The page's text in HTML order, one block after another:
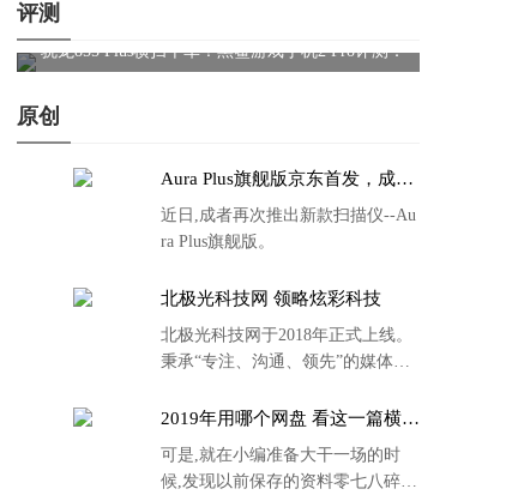
评测
骁龙855 Plus横扫千军！黑鲨游戏手机2 Pro评测：
原创
Aura Plus旗舰版京东首发，成者
近日,成者再次推出新款扫描仪--Au
ra Plus旗舰版。
北极光科技网 领略炫彩科技
北极光科技网于2018年正式上线。
秉承“专注、沟通、领先”的媒体理
2019年用哪个网盘 看这一篇横评
可是,就在小编准备大干一场的时
候,发现以前保存的资料零七八碎,